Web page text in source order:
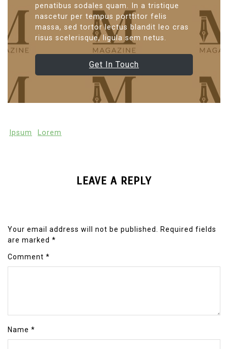
penatibus sodales quam. In a tristique
nascetur per tempus porttitor felis
massa, sed tortor lectus blandit leo cras
risus scelerisque, ligula sem netus.
Get In Touch
Ipsum Lorem
LEAVE A REPLY
Your email address will not be published.
Required fields
are marked *
Comment *
Name *